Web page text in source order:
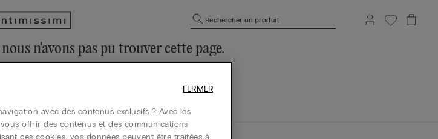
Rechercher un produit
n'avons pas pu trouver cette page.
via le menu ou en visitant la page d’accueil.
avec des contenus exclusifs ? Avec les
offrir des contenus et des communications
FERMER